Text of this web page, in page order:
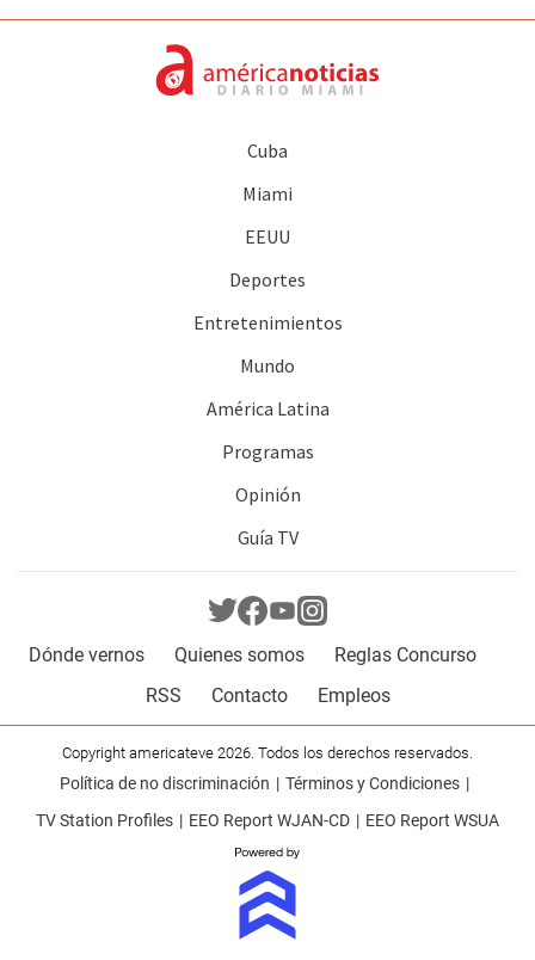
Cuba
Miami
EEUU
Deportes
Entretenimientos
Mundo
América Latina
Programas
Opinión
Guía TV
Dónde vernos Quienes somos
Reglas Concurso
RSS
Contacto Empleos
Copyright americateve 2026. Todos los derechos reservados.
Política de no discriminación
Términos y Condiciones
TV Station Profiles
EEO Report WJAN-CD EEO Report WSUA